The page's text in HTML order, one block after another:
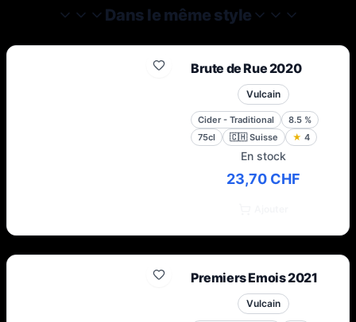
haute-tige et non-traités. Le terroir
fribourgeois avec son climat frais et la
ceci d’autant plus sur les vieux arbres
haute-tige.
Dans le même style
Brute de Rue 2020
Vulcain
Cider - Traditional 8.5 %
75cl
🇨🇭 Suisse ★ 4
En stock
23,70 CHF
Premiers Emois 2021
Vulcain